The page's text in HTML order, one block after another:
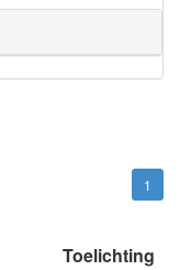
1
Toelichting